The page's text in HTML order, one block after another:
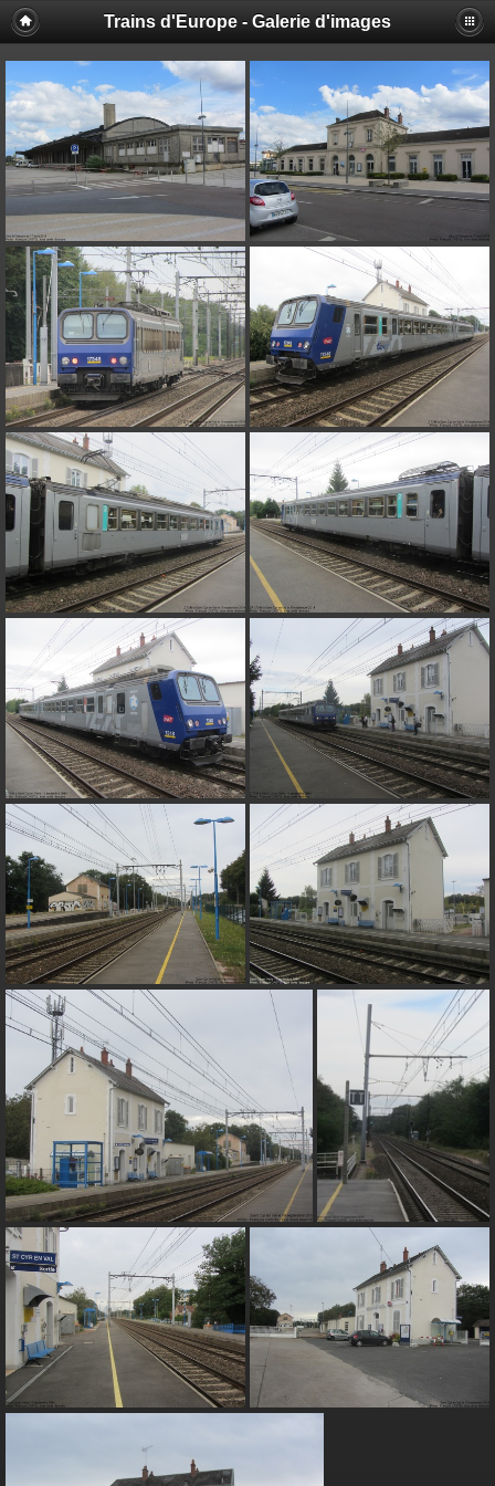
Trains d'Europe - Galerie d'images